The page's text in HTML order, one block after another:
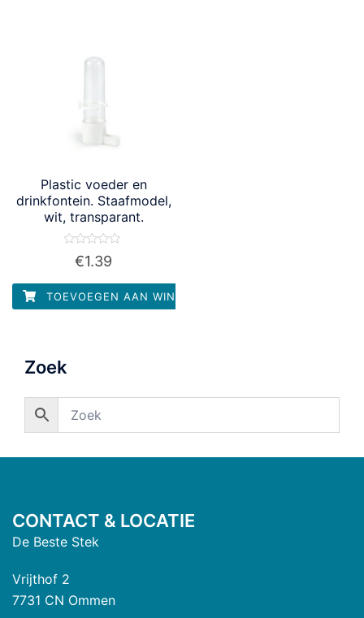
Plastic voeder en
drinkfontein. Staafmodel,
wit, transparant.
Waardering
5
€1.39
TOEVOEGEN AAN WINKELWAGEN
Zoek
CONTACT & LOCATIE
De Beste Stek
Vrijthof 2
7731 CN Ommen